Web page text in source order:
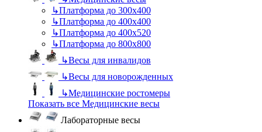
↳Платформа до 300х400
↳Платформа до 400х400
↳Платформа до 400х520
↳Платформа до 800х800
↳Весы для инвалидов
↳Весы для новорожденных
↳Медицинские ростомеры
Показать все Медицинские весы
Лабораторные весы